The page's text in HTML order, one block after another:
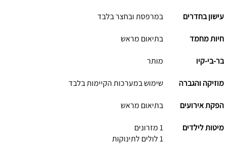
עישון בחדרים במרפסת ובחצר בלבד
חיות מחמד בתיאום מראש
בר-בי-קיו מותר
מוזיקה והגברה שימוש במערכות הקיימות בלבד
הפקת אירועים בתיאום מראש
מיטות לילדים
1 מזרונים
1 לולים לתינוקות